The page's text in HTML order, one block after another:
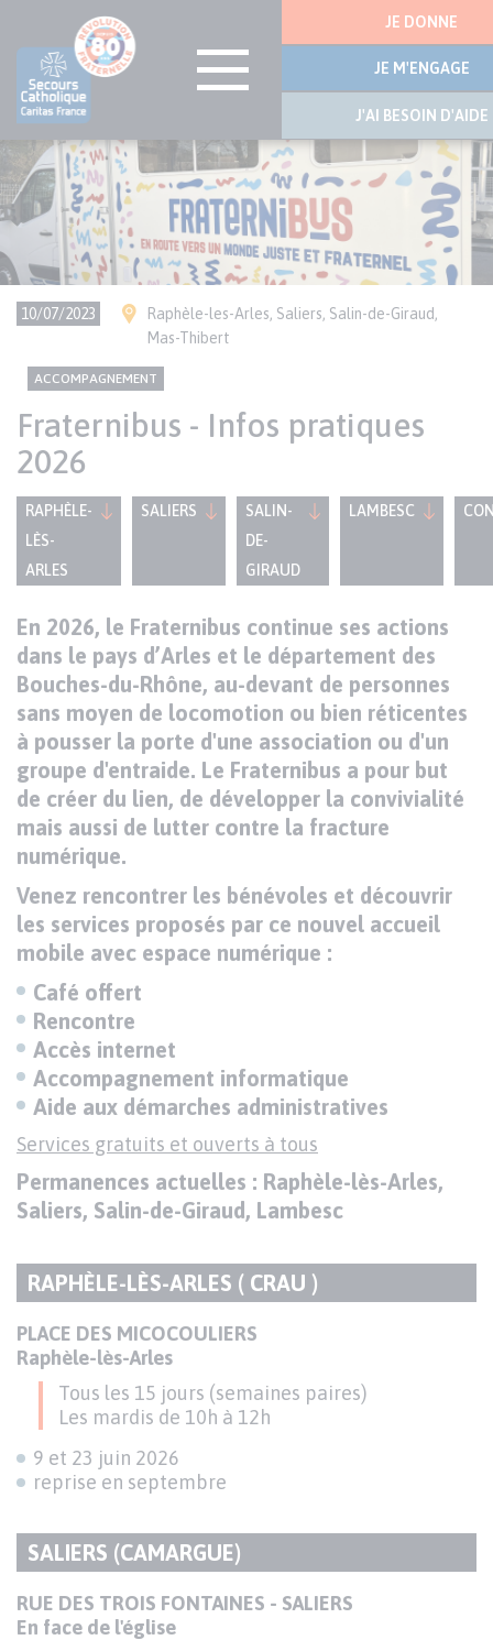
Aller
au
contenu
principal
latérale
JE DONNE
JE M'ENGAGE
J'AI BESOIN D'AIDE
Visuel
bannière
10/07/2023 Ville(s)
Raphèle-les-Arles, Saliers, Salin-de-Giraud,
Mas-Thibert
CONTENU
Thème
ACCOMPAGNEMENT
Fraternibus - Infos pratiques
2026
RAPHÈLE-
LÈS-
ARLES
SALIERS
SALIN-
DE-
GIRAUD
LAMBESC
Paragraphes
de
contenu
Texte
En 2026, le Fraternibus continue ses actions
dans le pays d’Arles et le département des
Bouches-du-Rhône, au-devant de personnes
sans moyen de locomotion ou bien réticentes
à pousser la porte d'une association ou d'un
groupe d'entraide. Le Fraternibus a pour but
de créer du lien, de développer la convivialité
mais aussi de lutter contre la fracture
numérique.
Venez rencontrer les bénévoles et découvrir
les services proposés par ce nouvel accueil
mobile avec espace numérique :
Café offert
Rencontre
Accès internet
Accompagnement informatique
Aide aux démarches administratives
Services gratuits et ouverts à tous
Permanences actuelles : Raphèle-lès-Arles,
Saliers, Salin-de-Giraud, Lambesc
TITRE
DU
PARAGRAPHE
RAPHÈLE-LÈS-ARLES ( CRAU )
Texte
PLACE DES MICOCOULIERS
Raphèle-lès-Arles
Tous les 15 jours (semaines paires)
Les mardis de 10h à 12h
9 et 23 juin 2026
reprise en septembre
TITRE
DU
PARAGRAPHE
SALIERS (CAMARGUE)
Texte
RUE DES TROIS FONTAINES - SALIERS
En face de l'église